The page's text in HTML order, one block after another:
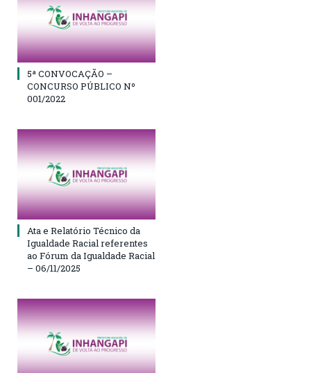
5ª CONVOCAÇÃO –
CONCURSO PÚBLICO Nº
001/2022
Ata e Relatório Técnico da
Igualdade Racial referentes
ao Fórum da Igualdade Racial
– 06/11/2025